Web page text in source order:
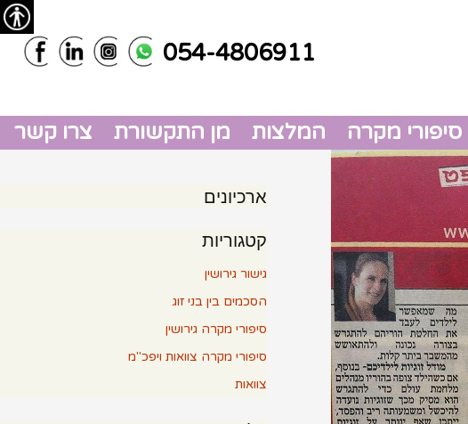
054-4806911
סיפורי מקרה
גירושין
צוואות ויפכ"מ
המלצות
מן התקשורת צרו קשר
ארכיונים
קטגוריות
גישור גירושין
הסכמים בין בני זוג
סיפורי מקרה גירושין
סיפורי מקרה צוואות ויפכ"מ
צוואות